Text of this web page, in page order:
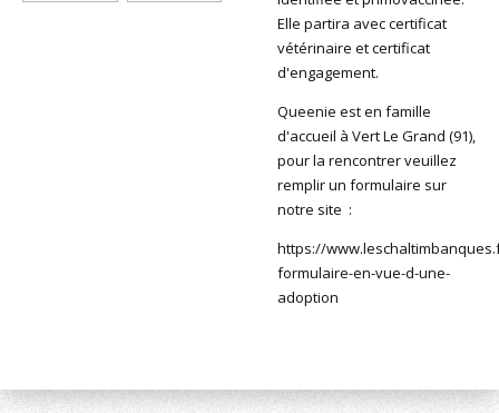
Elle partira avec certificat
vétérinaire et certificat
d'engagement.
Queenie est en famille
d'accueil à Vert Le Grand (91),
pour la rencontrer veuillez
remplir un formulaire sur
notre site :
https://
formulaire-en-vue-d-une-
adoption